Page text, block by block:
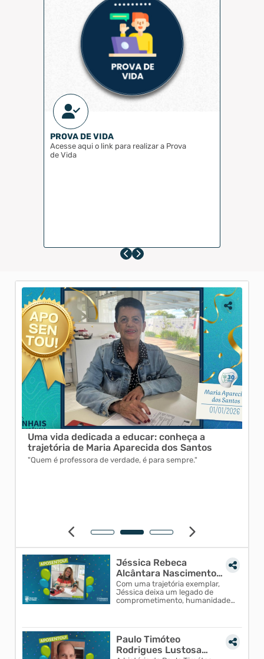
PROVA DE VIDA
Acesse aqui o link para realizar a Prova
de Vida
Uma vida dedicada a educar: conheça a
trajetória de Maria Aparecida dos Santos
"Quem é professora de verdade, é para sempre."
Jéssica Rebeca
Alcântara Nascimento
Born encerra um ciclo
de 25 anos e 6 meses
de serviços prestados...
Com uma trajetória exemplar,
Jéssica deixa um legado de
comprometimento, humanidade
inspirando colegas e futuras
gerações de servidores.
Paulo Timóteo
Rodrigues Lustosa